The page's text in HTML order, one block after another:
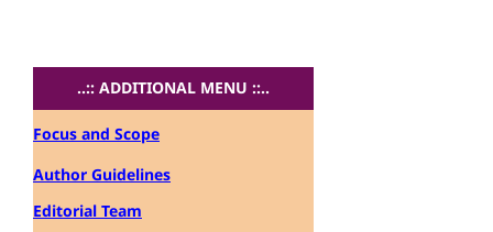
..:: ADDITIONAL MENU ::..
Focus and Scope
Author Guidelines
Editorial Team